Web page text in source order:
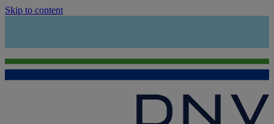
Skip to content